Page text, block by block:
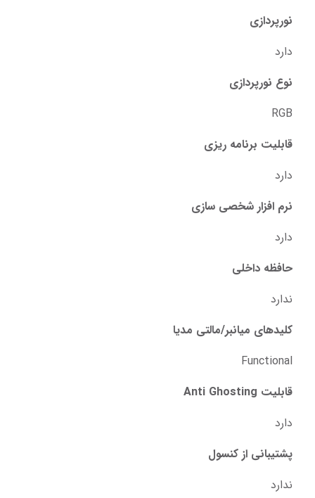
نورپردازی
دارد
نوع نورپردازی
RGB
قابلیت برنامه ریزی
دارد
نرم افزار شخصی سازی
دارد
حافظه داخلی
ندارد
کلید‌های میانبر/مالتی مدیا
Functional
قابلیت Anti Ghosting
دارد
پشتیبانی از کنسول
ندارد